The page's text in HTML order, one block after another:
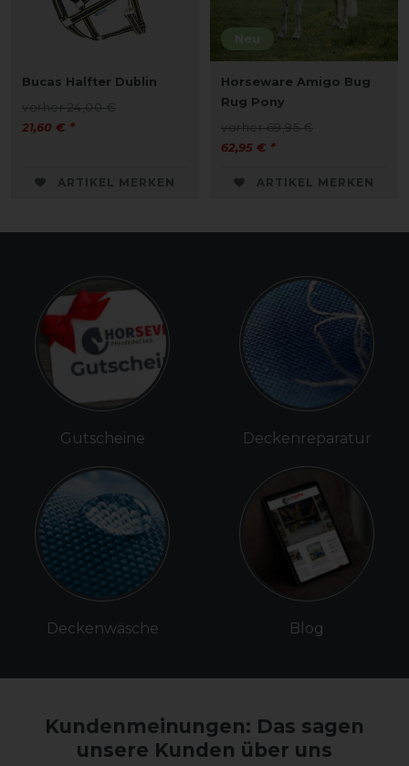
Bucas Halfter Dublin
vorher 24,00 €
21,60 € *
ARTIKEL MERKEN
Neu
Horseware Amigo Bug
Rug Pony
vorher 69,95 €
62,95 € *
ARTIKEL MERKEN
Gutscheine
Deckenwäsche
Deckenreparatur
Blog
Kundenmeinungen: Das sagen
unsere Kunden über uns